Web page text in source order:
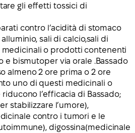
gli effetti tossici di
contro l’acidità di stomaco
sali di calcio,sali di
medicinali o prodotti contenenti
e bismutoper via orale .Bassado
almeno 2 ore prima o 2 ore
uno di questi medicinali o
l’efficacia di Bassado;
stabilizzare l’umore),
contro i tumori e le
digossina(medicinale